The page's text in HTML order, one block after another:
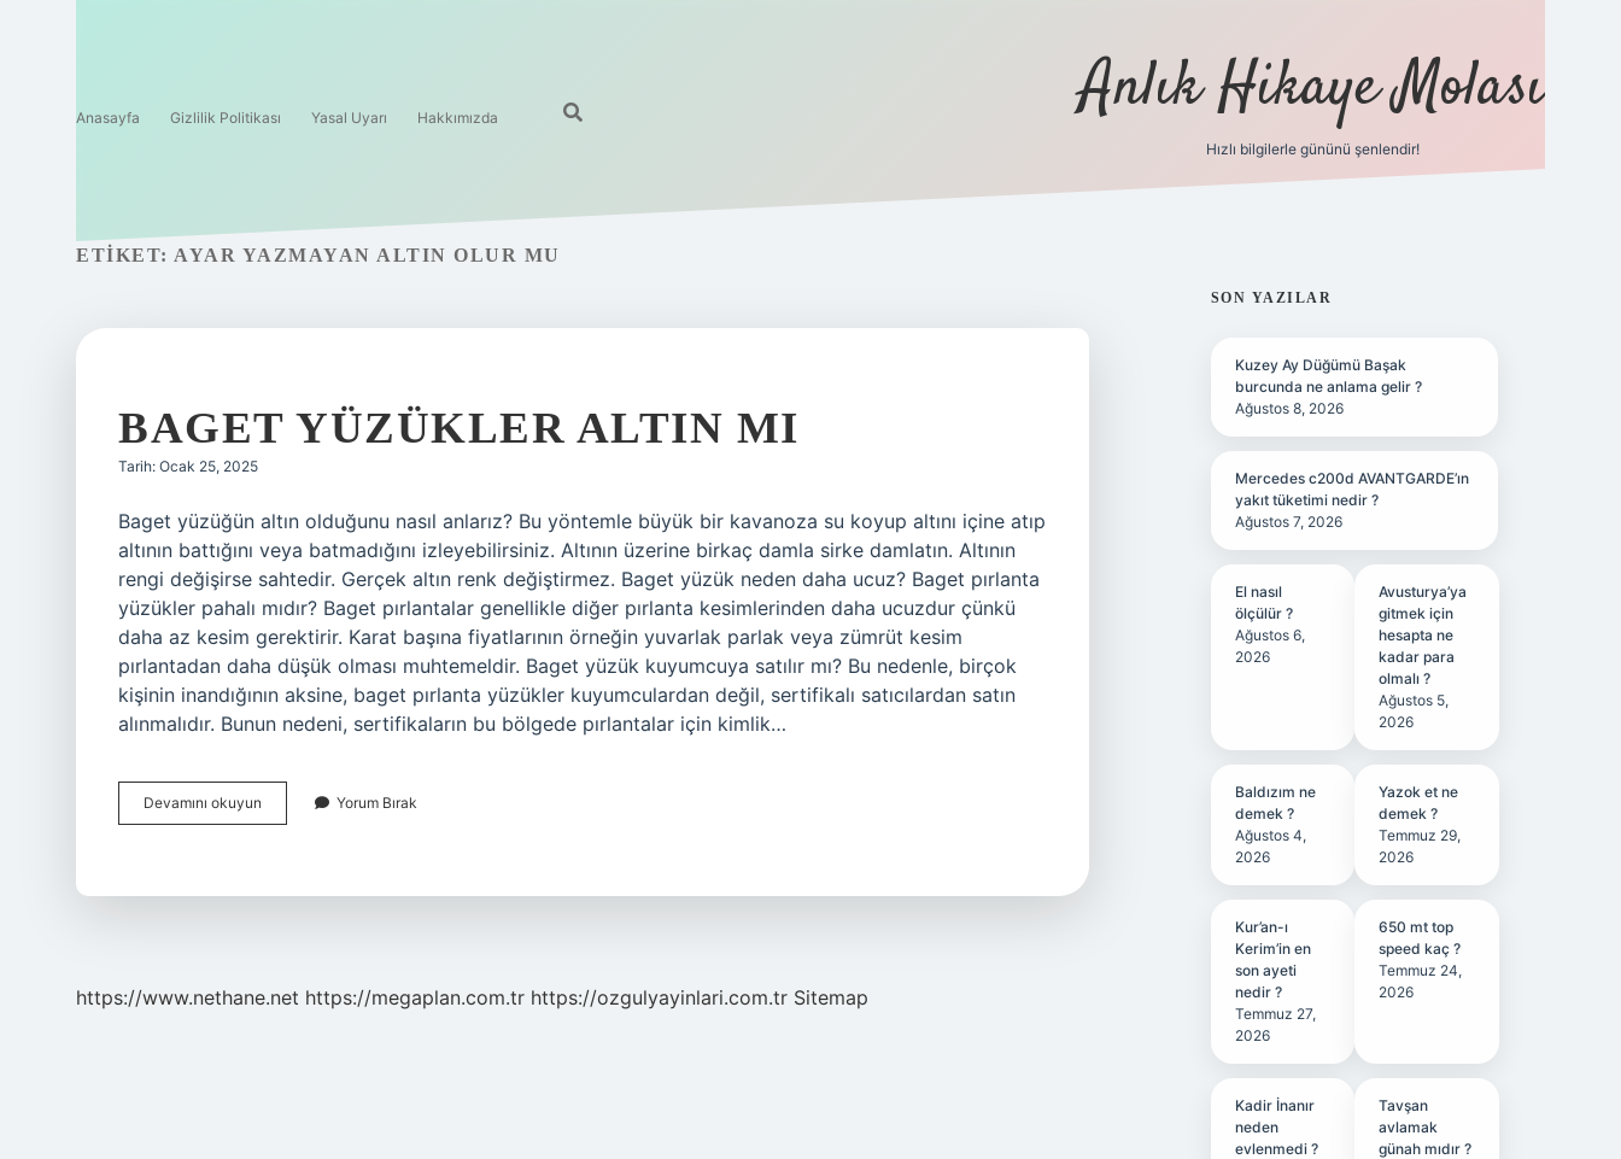
Anasayfa Gizlilik Politikası Yasal Uyarı Hakkımızda Anlık Hikaye Molası
Hızlı bilgilerle gününü şenlendir!
ETIKET: AYAR YAZMAYAN ALTIN OLUR MU
BAGET YÜZÜKLER ALTIN MI
Tarih: Ocak 25, 2025
Baget yüzüğün altın olduğunu nasıl anlarız? Bu yöntemle büyük bir kavanoza su koyup altını içine atıp
altının battığını veya batmadığını izleyebilirsiniz. Altının üzerine birkaç damla sirke damlatın. Altının
rengi değişirse sahtedir. Gerçek altın renk değiştirmez. Baget yüzük neden daha ucuz? Baget pırlanta
yüzükler pahalı mıdır? Baget pırlantalar genellikle diğer pırlanta kesimlerinden daha ucuzdur çünkü
daha az kesim gerektirir. Karat başına fiyatlarının örneğin yuvarlak parlak veya zümrüt kesim
pırlantadan daha düşük olması muhtemeldir. Baget yüzük kuyumcuya satılır mı? Bu nedenle, birçok
kişinin inandığının aksine, baget pırlanta yüzükler kuyumculardan değil, sertifikalı satıcılardan satın
alınmalıdır. Bunun nedeni, sertifikaların bu bölgede pırlantalar için kimlik…
Devamını okuyun
Yüzükler
Yorum Bırak
https://www.nethane.net https://megaplan.com.tr https://ozgulyayinlari.com.tr Sitemap
SIDEBAR
SON YAZILAR
Kuzey Ay Düğümü Başak
burcunda ne anlama gelir ?
Ağustos 8, 2026
Mercedes c200d AVANTGARDE’ın
yakıt tüketimi nedir ?
Ağustos 7, 2026
El nasıl
ölçülür ?
Ağustos 6,
2026
Avusturya’ya
gitmek için
hesapta ne
kadar para
olmalı ?
Ağustos 5,
2026
Baldızım ne
demek ?
Ağustos 4,
2026
Yazok et ne
demek ?
Temmuz 29,
2026
Kur’an-ı
Kerim’in en
son ayeti
nedir ?
Temmuz 27,
2026
650 mt top
speed kaç ?
Temmuz 24,
2026
Kadir İnanır
neden
evlenmedi ?
Tavşan
avlamak
günah mıdır ?